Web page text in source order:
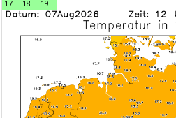
17
18 19